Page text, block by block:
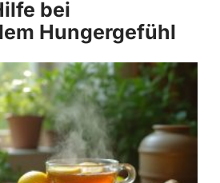
bei
Hungergefühl